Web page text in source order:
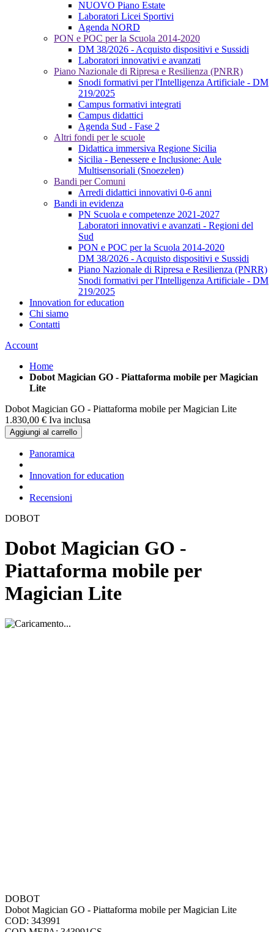
NUOVO Piano Estate
Laboratori Licei Sportivi
Agenda NORD
PON e POC per la Scuola 2014-2020
DM 38/2026 - Acquisto dispositivi e Sussidi
Laboratori innovativi e avanzati
Piano Nazionale di Ripresa e Resilienza (PNRR)
Snodi formativi per l'Intelligenza Artificiale - DM
219/2025
Campus formativi integrati
Campus didattici
Agenda Sud - Fase 2
Altri fondi per le scuole
Didattica immersiva Regione Sicilia
Sicilia - Benessere e Inclusione: Aule
Multisensoriali (Snoezelen)
Bandi per Comuni
Arredi didattici innovativi 0-6 anni
Bandi in evidenza
PN Scuola e competenze 2021-2027
Laboratori innovativi e avanzati - Regioni del
Sud
PON e POC per la Scuola 2014-2020
DM 38/2026 - Acquisto dispositivi e Sussidi
Piano Nazionale di Ripresa e Resilienza (PNRR)
Snodi formativi per l'Intelligenza Artificiale - DM
219/2025
Innovation for education
Chi siamo
Contatti
Account
Home
Dobot Magician GO - Piattaforma mobile per Magician
Lite
Dobot Magician GO - Piattaforma mobile per Magician Lite
1.830,00 € Iva inclusa
Aggiungi al carrello
Panoramica
Innovation for education
Recensioni
DOBOT
Dobot Magician GO -
Piattaforma mobile per
Magician Lite
DOBOT
Dobot Magician GO - Piattaforma mobile per Magician Lite
COD: 343991